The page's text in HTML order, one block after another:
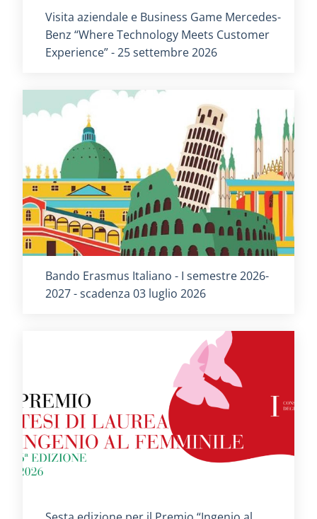
Titolo card:
Visita aziendale e Business Game Mercedes-
Benz “Where Technology Meets Customer
Experience” - 25 settembre 2026
Titolo card:
Bando Erasmus Italiano - I semestre 2026-
2027 - scadenza 03 luglio 2026